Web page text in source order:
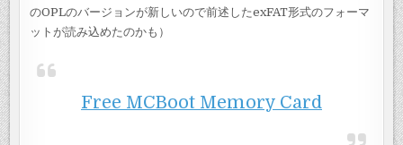
のOPLのバージョンが新しいので前述したexFAT形式のフォーマ
ットが読み込めたのかも）
Free MCBoot Memory Card